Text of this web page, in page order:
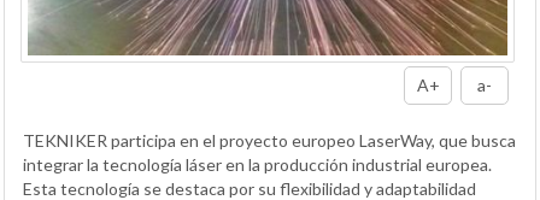
A+ a-
TEKNIKER participa en el proyecto europeo LaserWay, que busca
integrar la tecnología láser en la producción industrial europea.
Esta tecnología se destaca por su flexibilidad y adaptabilidad